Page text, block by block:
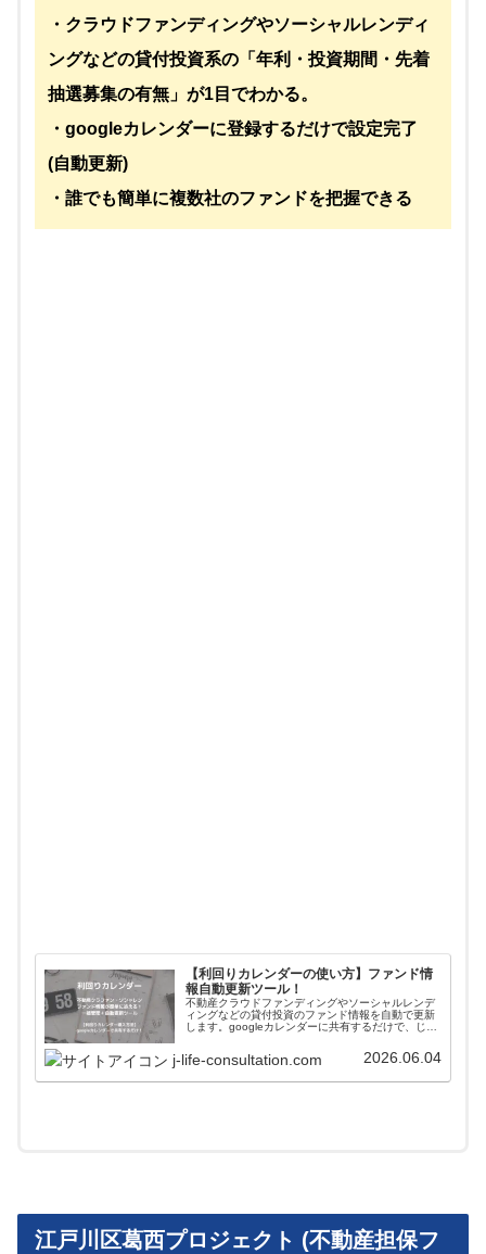
・クラウドファンディングやソーシャルレンディ
ングなどの貸付投資系の「年利・投資期間・先着
抽選募集の有無」が1目でわかる。
・googleカレンダーに登録するだけで設定完了
(自動更新)
・誰でも簡単に複数社のファンドを把握できる
【利回りカレンダーの使い方】ファンド情
報自動更新ツール！
不動産クラウドファンディングやソーシャルレンデ
ィングなどの貸付投資のファンド情報を自動で更新
します。googleカレンダーに共有するだけで、じぇ
自動更新されます。使い方や導入方法を解説してい
ます。
j-life-consultation.com 2026.06.04
江戸川区葛西プロジェクト (不動産担保フ